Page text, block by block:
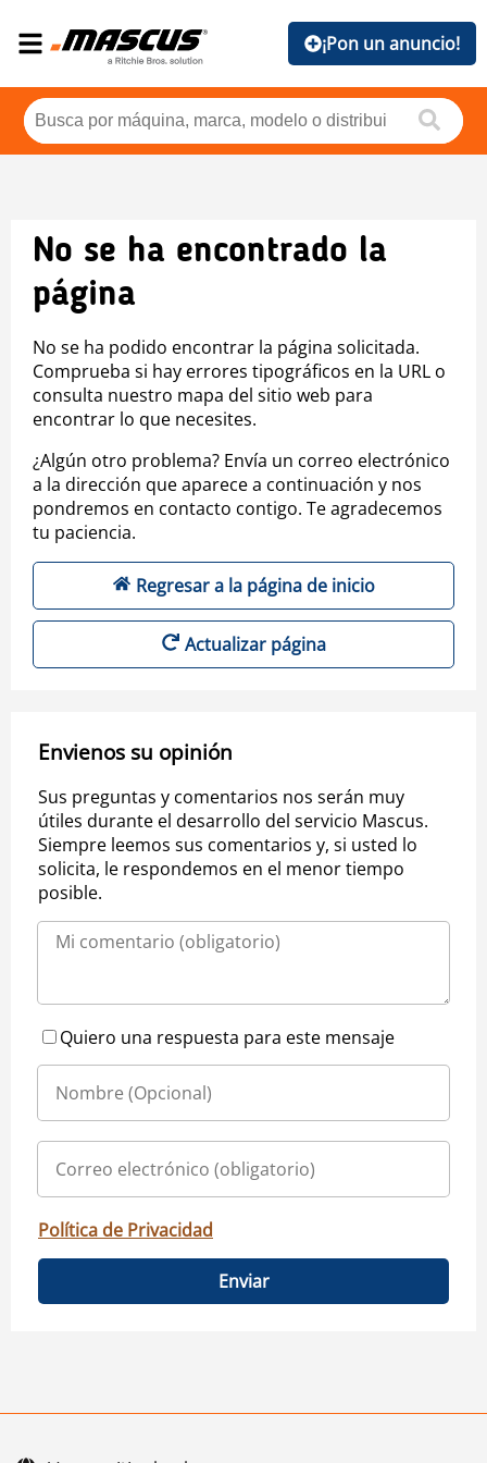
¡Pon un anuncio!
No se ha encontrado la
página
No se ha podido encontrar la página solicitada.
Comprueba si hay errores tipográficos en la URL o
consulta nuestro mapa del sitio web para
encontrar lo que necesites.
¿Algún otro problema? Envía un correo electrónico
a la dirección que aparece a continuación y nos
pondremos en contacto contigo. Te agradecemos
tu paciencia.
Regresar a la página de inicio
Actualizar página
Envienos su opinión
Sus preguntas y comentarios nos serán muy
útiles durante el desarrollo del servicio Mascus.
Siempre leemos sus comentarios y, si usted lo
solicita, le respondemos en el menor tiempo
posible.
Quiero una respuesta para este mensaje
Política de Privacidad
Enviar